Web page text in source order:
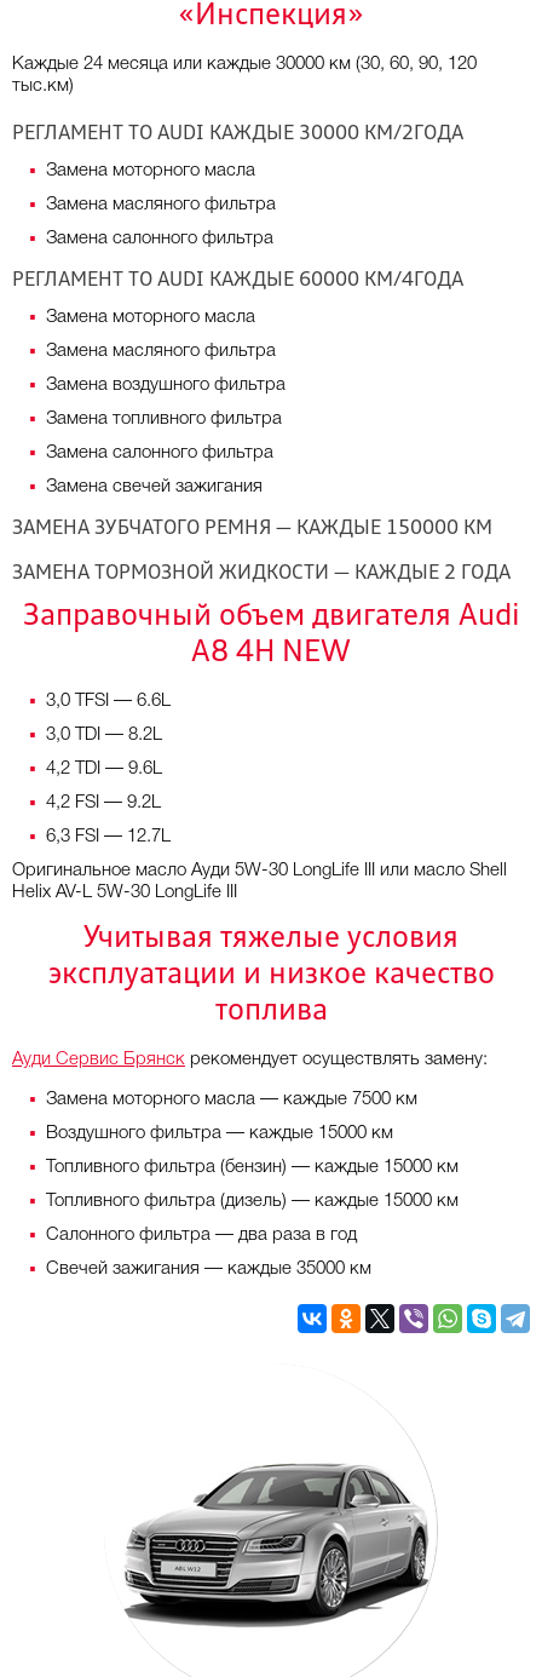
«Инспекция»
Каждые 24 месяца или каждые 30000 км (30, 60, 90, 120
тыс.км)
РЕГЛАМЕНТ ТО АUDI КАЖДЫЕ 30000 КМ/2ГОДА
Замена моторного масла
Замена масляного фильтра
Замена салонного фильтра
РЕГЛАМЕНТ ТО AUDI КАЖДЫЕ 60000 КМ/4ГОДА
Замена моторного масла
Замена масляного фильтра
Замена воздушного фильтра
Замена топливного фильтра
Замена салонного фильтра
Замена свечей зажигания
ЗАМЕНА ЗУБЧАТОГО РЕМНЯ — КАЖДЫЕ 150000 КМ
ЗАМЕНА ТОРМОЗНОЙ ЖИДКОСТИ — КАЖДЫЕ 2 ГОДА
Заправочный объем двигателя Audi
A8 4H NEW
3,0 TFSI — 6.6L
3,0 TDI — 8.2L
4,2 TDI — 9.6L
4,2 FSI — 9.2L
6,3 FSI — 12.7L
Оригинальное масло Ауди 5W-30 LongLife III или масло Shell
Helix AV-L 5W-30 LongLife III
Учитывая тяжелые условия
эксплуатации и низкое качество
топлива
Ауди Сервис Брянск рекомендует осуществлять замену:
Замена моторного масла — каждые 7500 км
Воздушного фильтра — каждые 15000 км
Топливного фильтра (бензин) — каждые 15000 км
Топливного фильтра (дизель) — каждые 15000 км
Салонного фильтра — два раза в год
Свечей зажигания — каждые 35000 км